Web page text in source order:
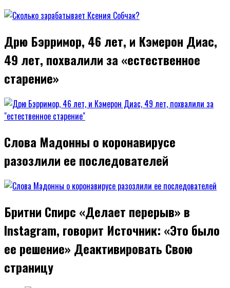
Дрю Бэрримор, 46 лет, и Кэмерон Диас,
49 лет, похвалили за «естественное
старение»
Слова Мадонны о коронавирусе
разозлили ее последователей
Бритни Спирс «Делает перерыв» в
Instagram, говорит Источник: «Это было
ее решение» Деактивировать Свою
страницу